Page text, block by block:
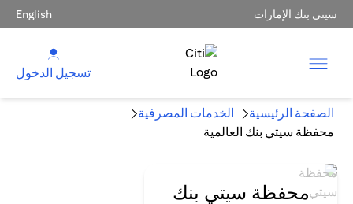
سيتي بنك الإمارات English
تسجيل الدخول
الصفحة الرئيسية
الخدمات المصرفية
محفظة سيتي بنك العالمية
محفظة سيتي بنك